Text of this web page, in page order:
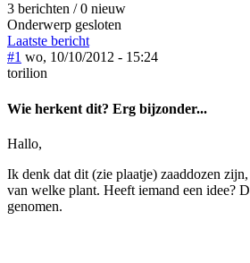
3 berichten / 0 nieuw
Onderwerp gesloten
Laatste bericht
#1 wo, 10/10/2012 - 15:24
torilion
Wie herkent dit? Erg bijzonder...
Hallo,
Ik denk dat dit (zie plaatje) zaaddozen
van welke plant. Heeft iemand een idee?
genomen.